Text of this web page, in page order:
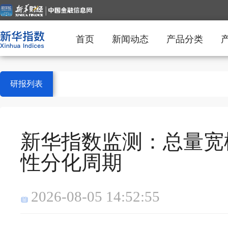
首页 新闻动态 产品分类
研报列表
新华指数监测：总量
性分化周期
2026-08-05 14:52:55